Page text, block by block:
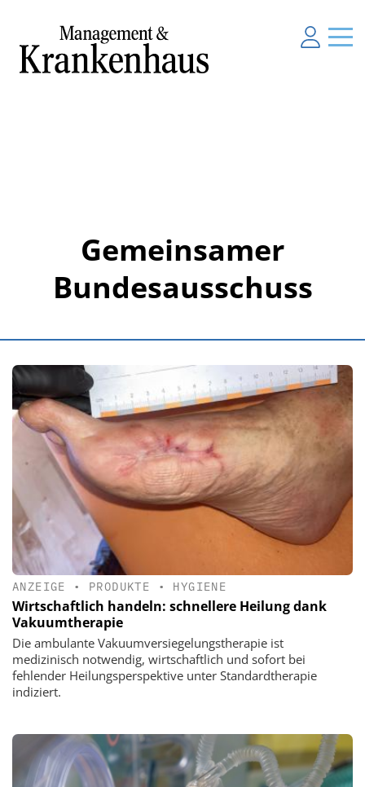
Gemeinsamer
Bundesausschuss
ANZEIGE • PRODUKTE • HYGIENE
Wirtschaftlich handeln: schnellere Heilung dank
Vakuumtherapie
Die ambulante Vakuumversiegelungstherapie ist
medizinisch notwendig, wirtschaftlich und sofort bei
fehlender Heilungsperspektive unter Standardtherapie
indiziert.